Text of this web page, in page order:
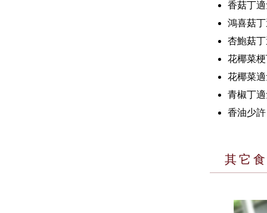
香菇丁
鴻喜菇
杏鮑菇
花椰菜
花椰菜
青椒丁
香油少許
其它